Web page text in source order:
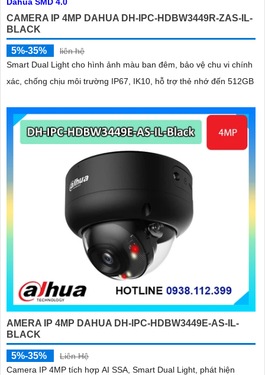
CAMERA IP 4MP DAHUA DH-IPC-HDBW3449R-ZAS-IL-
BLACK
5%-35%
liên hệ
Smart Dual Light cho hình ảnh màu ban đêm, bảo vệ chu vi chính
xác, chống chịu môi trường IP67, IK10, hỗ trợ thẻ nhớ đến 512GB
AMERA IP 4MP DAHUA DH-IPC-HDBW3449E-AS-IL-
BLACK
5%-35%
Liên Hệ
Camera IP 4MP tích hợp AI SSA, Smart Dual Light, phát hiện